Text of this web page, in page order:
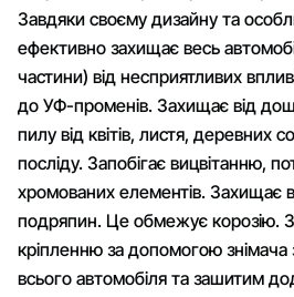
Завдяки своєму дизайну та
ефективно захищає весь
частини) від несприятливих
до УФ-променів. Захищає від
пилу від квітів, листя, деревних
посліду. Запобігає вицвітанню,
хромованих елементів. Захищає
подряпин. Це обмежує корозію.
кріпленню за допомогою
всього автомобіля та зашитим